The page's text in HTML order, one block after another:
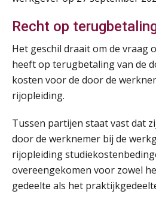
Recht op
Het geschil draait om de vraag
heeft op terugbetaling van de
kosten voor de door de
rijopleiding.
Tussen partijen staat vast dat
door de werknemer bij de
rijopleiding
overeengekomen voor zowel
gedeelte als het